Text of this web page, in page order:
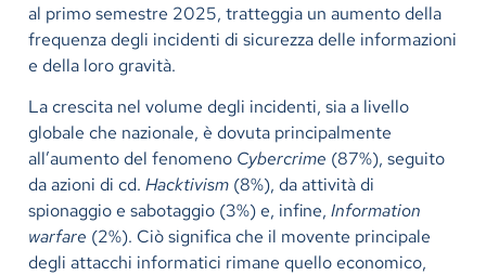
al primo semestre 2025, tratteggia un aumento della
frequenza degli incidenti di sicurezza delle informazioni
e della loro gravità.
La crescita nel volume degli incidenti, sia a livello
globale che nazionale, è dovuta principalmente
all’aumento del fenomeno Cybercrime (87%), seguito
da azioni di cd. Hacktivism (8%), da attività di
spionaggio e sabotaggio (3%) e, infine, Information
warfare (2%). Ciò significa che il movente principale
degli attacchi informatici rimane quello economico,